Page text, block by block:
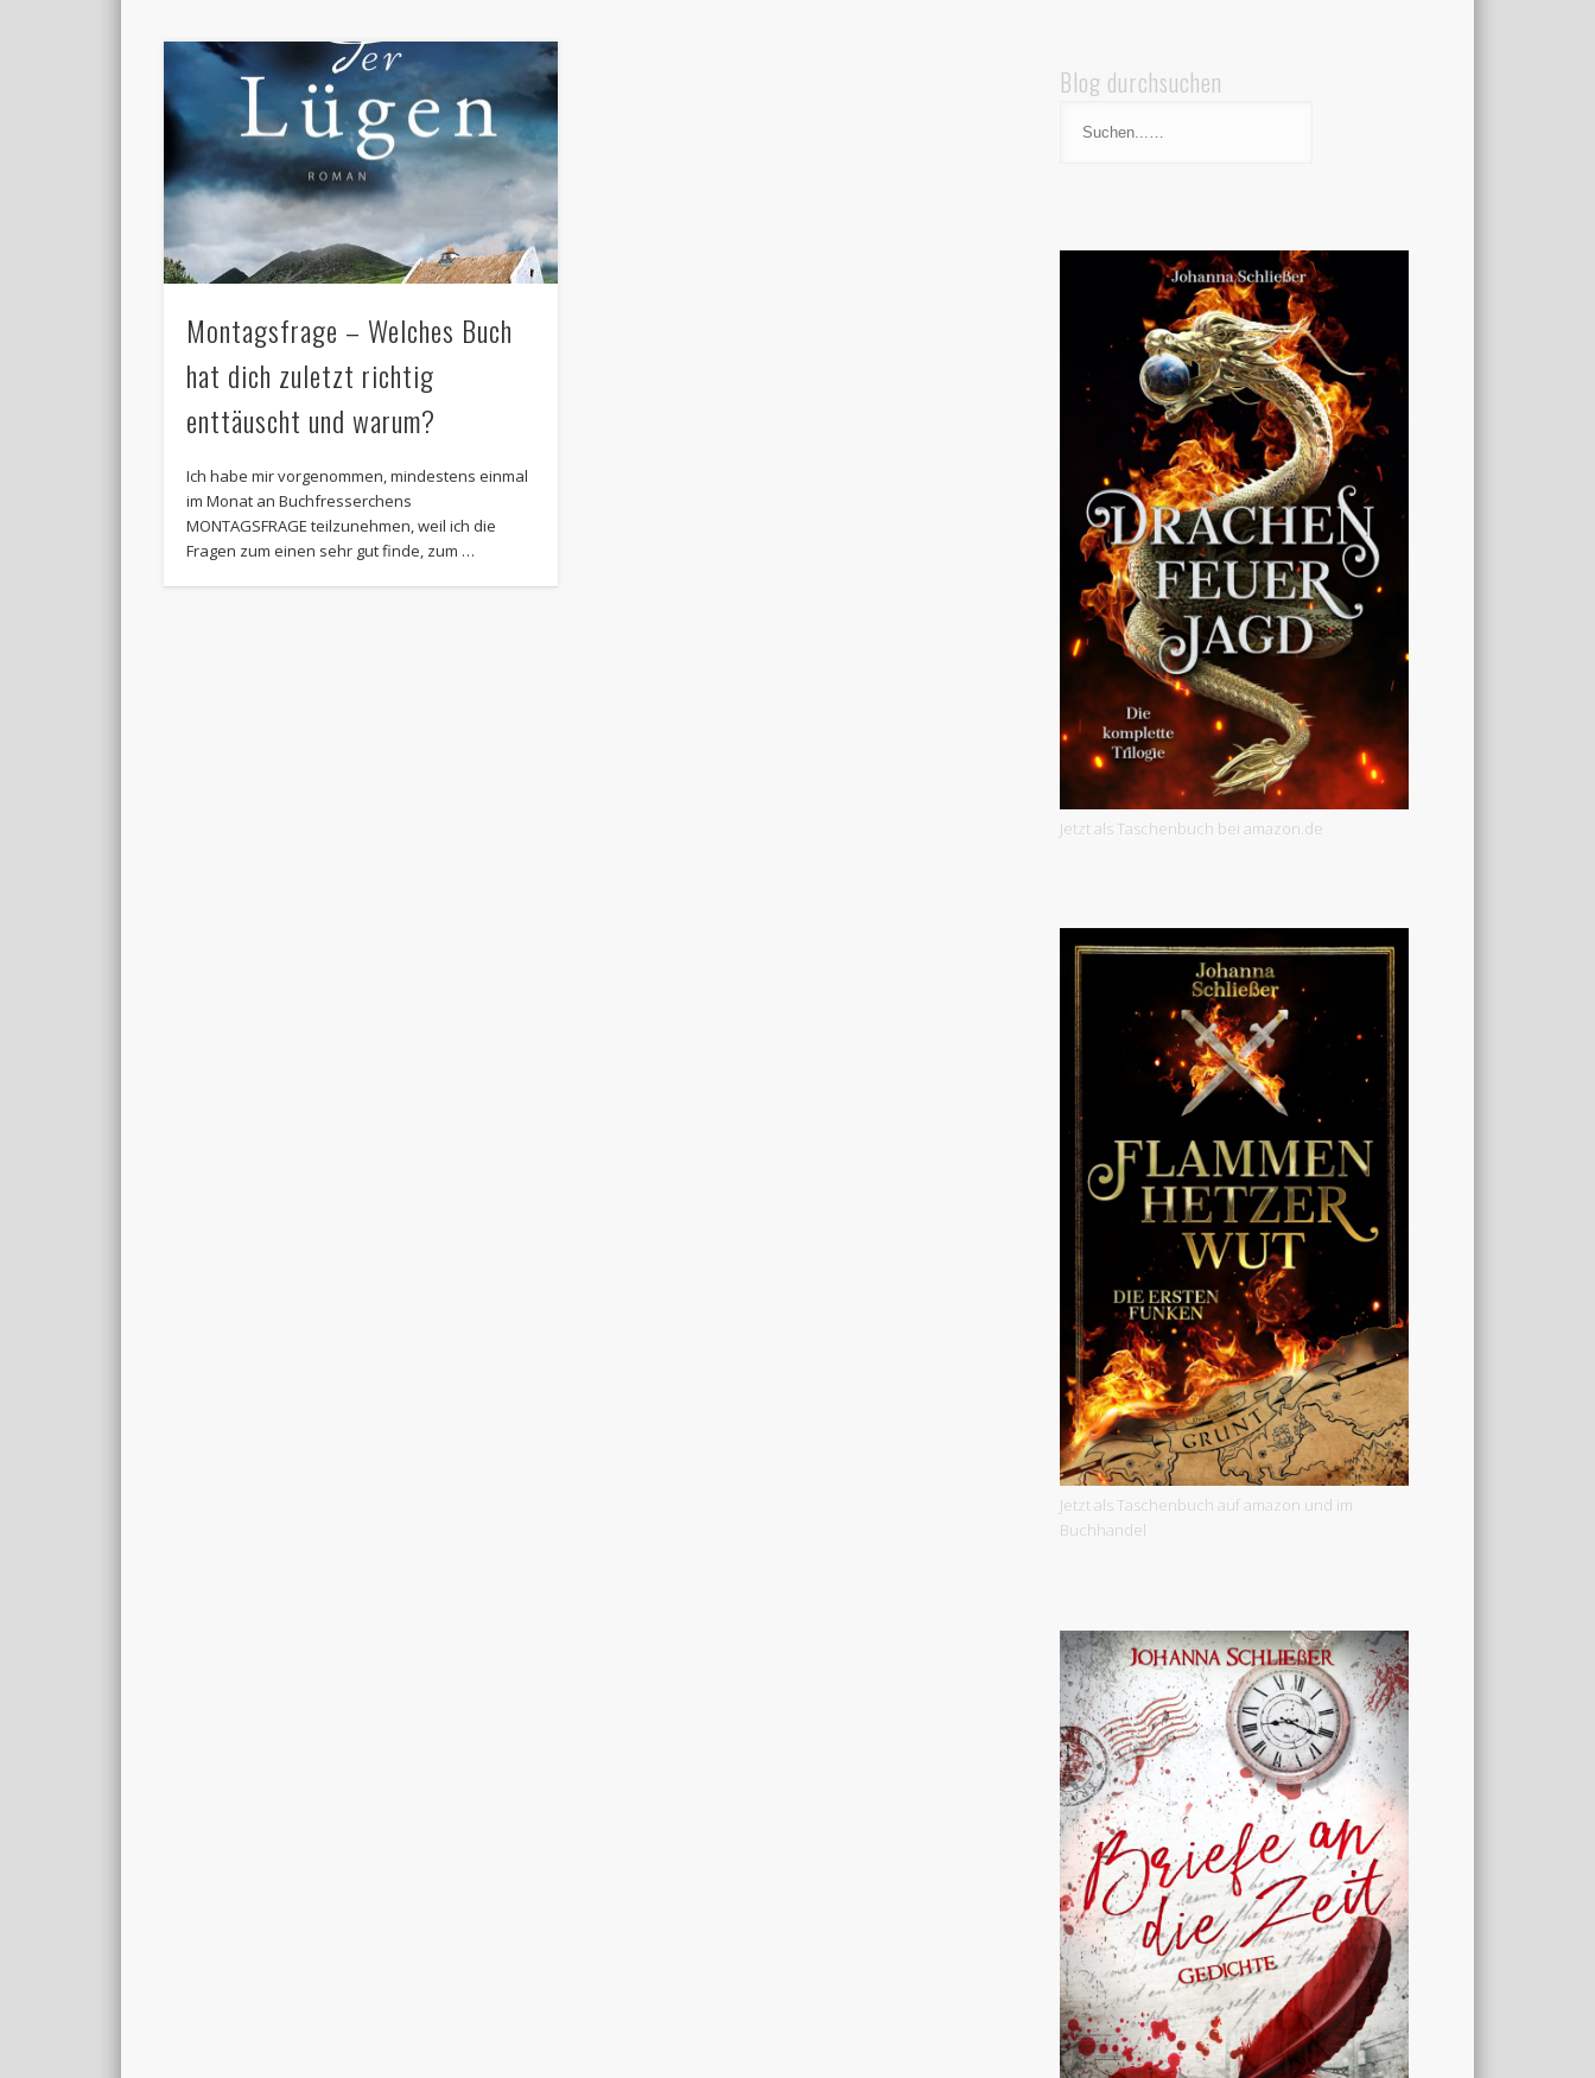
Montagsfrage – Welches Buch
hat dich zuletzt richtig
enttäuscht und warum?
Ich habe mir vorgenommen, mindestens einmal
im Monat an Buchfresserchens
MONTAGSFRAGE teilzunehmen, weil ich die
Fragen zum einen sehr gut finde, zum …
Blog durchsuchen
Jetzt als Taschenbuch bei amazon.de
Jetzt als Taschenbuch auf amazon und im
Buchhandel